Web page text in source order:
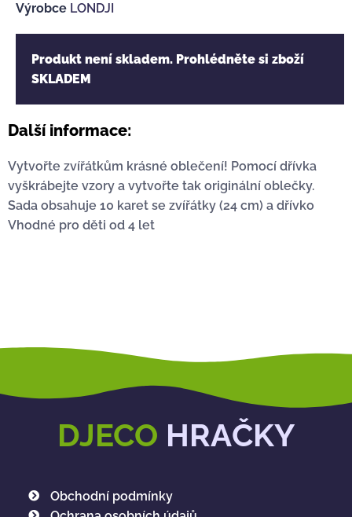
Výrobce LONDJI
Produkt není skladem. Prohlédněte si zboží
SKLADEM
Další informace:
Vytvořte zvířátkům krásné oblečení! Pomocí dřívka
vyškrábejte vzory a vytvořte tak originální oblečky.
Sada obsahuje 10 karet se zvířátky (24 cm) a dřívko
Vhodné pro děti od 4 let
DJECO HRAČKY
Obchodní podmínky